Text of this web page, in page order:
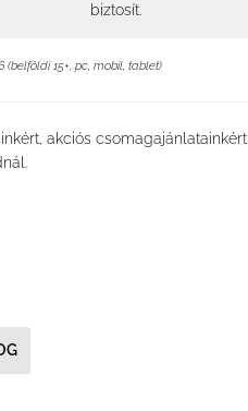
biztosít.
(belföldi 15+, pc, mobil, tablet)
akciós